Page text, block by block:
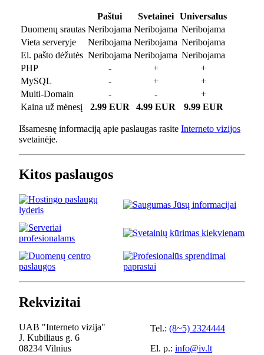
Paštui Svetainei
Universalus
Duomenų srautas Neribojama Neribojama Neribojama
Vieta serveryje
Neribojama Neribojama Neribojama
El. pašto dėžutės Neribojama Neribojama Neribojama
PHP
- +
+
MySQL
- +
+
Multi-Domain
- -
+
Kaina už mėnesį
2.99 EUR 4.99 EUR 9.99 EUR
Išsamesnę informaciją apie paslaugas rasite Interneto vizijos
svetainėje.
Kitos paslaugos
Rekvizitai
UAB "Interneto vizija"
J. Kubiliaus g. 6
08234 Vilnius
Tel.: (8~5) 2324444
El. p.: info@iv.lt